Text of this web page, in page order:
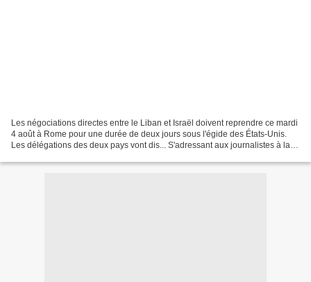
Les négociations directes entre le Liban et Israël doivent reprendre ce mardi
4 août à Rome pour une durée de deux jours sous l'égide des États-Unis.
Les délégations des deux pays vont dis... S'adressant aux journalistes à la